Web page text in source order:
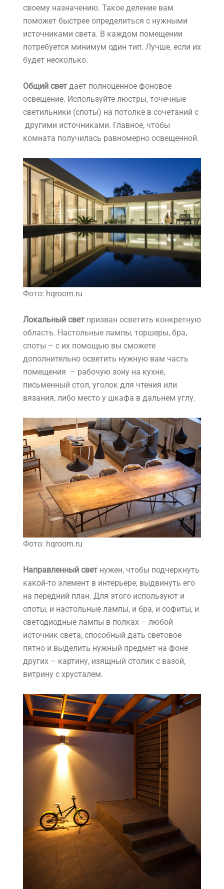
своему назначению. Такое деление вам
поможет быстрее определиться с нужными
источниками света. В каждом помещении
потребуется минимум один тип. Лучше, если их
будет несколько.
Общий свет дает полноценное фоновое
освещение. Используйте люстры, точечные
светильники (споты) на потолке в сочетаний с
другими источниками. Главное, чтобы
комната получилась равномерно освещенной.
Фото: hqroom.ru
Локальный свет призван осветить конкретную
область. Настольные лампы, торшеры, бра,
споты – с их помощью вы сможете
дополнительно осветить нужную вам часть
помещения – рабочую зону на кухне,
письменный стол, уголок для чтения или
вязания, либо место у шкафа в дальнем углу.
Фото: hqroom.ru
Направленный свет нужен, чтобы подчеркнуть
какой-то элемент в интерьере, выдвинуть его
на передний план. Для этого используют и
споты, и настольные лампы, и бра, и софиты, и
светодиодные лампы в полках – любой
источник света, способный дать световое
пятно и выделить нужный предмет на фоне
других – картину, изящный столик с вазой,
витрину с хрусталем.